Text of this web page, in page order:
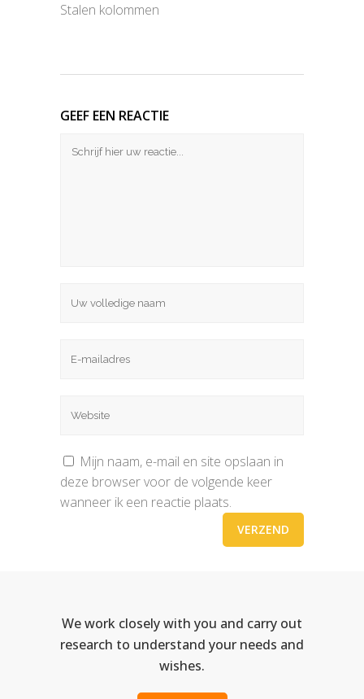
Stalen kolommen
GEEF EEN REACTIE
Mijn naam, e-mail en site opslaan in
deze browser voor de volgende keer
wanneer ik een reactie plaats.
We work closely with you and carry out
research to understand your needs and
wishes.